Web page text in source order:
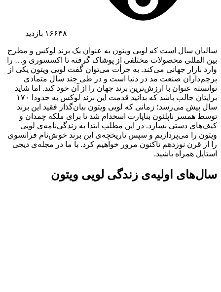
۱۶۶۳۸ بازدید
سالیان سال است که لویی ویتون به عنوان یک برند لوکس و مطرح
بین المللی محصولات مختلفی از پوشاک گرفته تا اکسسوری و… را
وارد بازار جهانی می‌کند. به جرأت می‌توان گفت لویی ویتون یکی از
پرچم‌داران صنعت مد در دنیا است و در طی چند سال متمادی
توانسته عنوان با ‌ارزش‌ترین برند جهان را از آن خود کند. اما شاید
برایتان جالب باشد که بدانید قدمت این برند لوکس به حدودا ۱۷۰
سال پیش می‌رسد؛ زمانی که لویی ویتون بیان‌گذار فقید این برند
توسط همسر ناپلئون بناپارت اسخدام شد تا برای ملکه چمدان و
کیف‌های دستی بسازد. در این مطلب ابتدا به زندگی‌نامه‌ی لویی
ویتون را می‌پردازیم‌ و سپس تاریخچه‌ی این برند خوش‌نام فرانسوی
را از قرن نوزدهم تاکنون مرور خواهیم کرد. با ما در مجله‌ی دیجی
استایل همراه باشید.
سال‌های اولیه‌ی زندگی لویی ویتون